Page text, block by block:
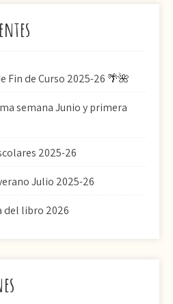
Fin de Curso 2025-26 🌴🌺
semana Junio y primera
2025-26
Julio 2025-26
del libro 2026